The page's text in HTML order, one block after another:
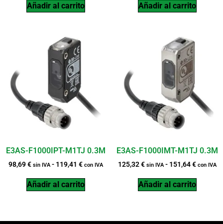
Añadir al carrito Añadir al carrito
E3AS-F1000IPT-M1TJ 0.3M
98,69€ sin IVA - 119,41 € con IVA
Añadir al carrito
E3AS-F1000IMT-M1TJ 0.3M
125,32€ sin IVA - 151,64€ con IVA
Añadir al carrito